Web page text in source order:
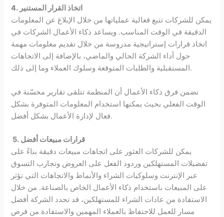
4. اتخاذ القرار المستنير
يمكن للشركات تتبع فعالية عملياتها من خلال الإبلاغ عن المعلومات
الدقيقة في الوقت المناسب. ويساعد ذكاء الأعمال الشركات في
اتخاذ قرارات إستراتيجية مدروسة من خلال تقديم معلومات مهمة
حول أداء الشركة الحالي والماضي، بالإضافة إلى الاتجاهات
المستقبلية والطلبات المتوقعة وسلوك العملاء وما إلى ذلك.
تضمن فرق ذكاء الأعمال أن المنظمة تتلقى تقارير محسّنة في
الوقت الفعلي بحيث يمكنها استخدام المعلومات المتوفرة بشكل
فعال لإدارة الأعمال بشكل أفضل.
5. قرارات مبيعات أفضل
يمكن للشركات العثور على اتجاهات مبيعات دقيقة بناءً على
تفضيلات المستهلكين وردود الفعل على العروض وتجارب التسوق
عبر الإنترنت وسلوكيات الشراء والأنماط والاتجاهات التي تؤثر
على المبيعات باستخدام ذكاء الأعمال الخاص بالصناعة. من خلال
الاستفادة من عادات الشراء للمستهلكين، قد تحدد الشركة أفضل
مسار للعمل للاحتفاظ بالعملاء المهمين والاستفادة من فرص